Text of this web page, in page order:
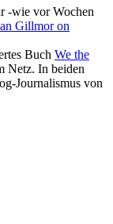
-wie vor Wochen
Gillmor on
Buch We the
Netz. In beiden
Journalismus von